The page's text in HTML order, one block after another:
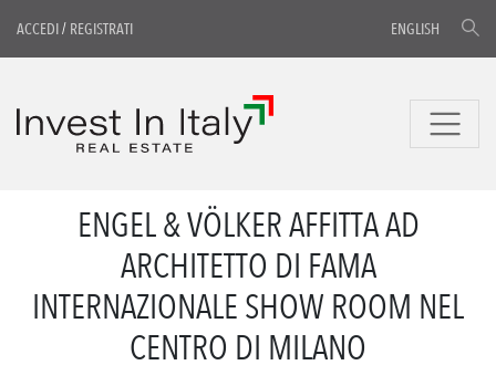
ACCEDI/ REGISTRATI ENGLISH
ENGEL & VÖLKER AFFITTA AD
ARCHITETTO DI FAMA
INTERNAZIONALE SHOW ROOM NEL
CENTRO DI MILANO